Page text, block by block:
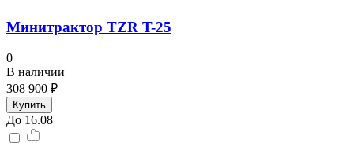
Минитрактор TZR T-25
0
В наличии
308 900 ₽
Купить
До 16.08